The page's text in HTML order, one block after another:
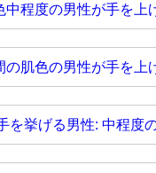
中程度の男性が手を上
の肌色の男性が手を上
を挙げる男性: 中程度